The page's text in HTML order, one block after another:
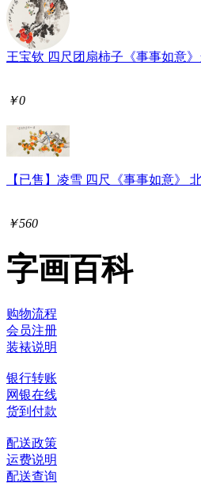
王宝钦 四尺团扇柿子《事事如意
￥0
【已售】凌雪 四尺《事事如意》
￥560
字画百科
购物流程
会员注册
装裱说明
银行转账
网银在线
货到付款
配送政策
运费说明
配送查询